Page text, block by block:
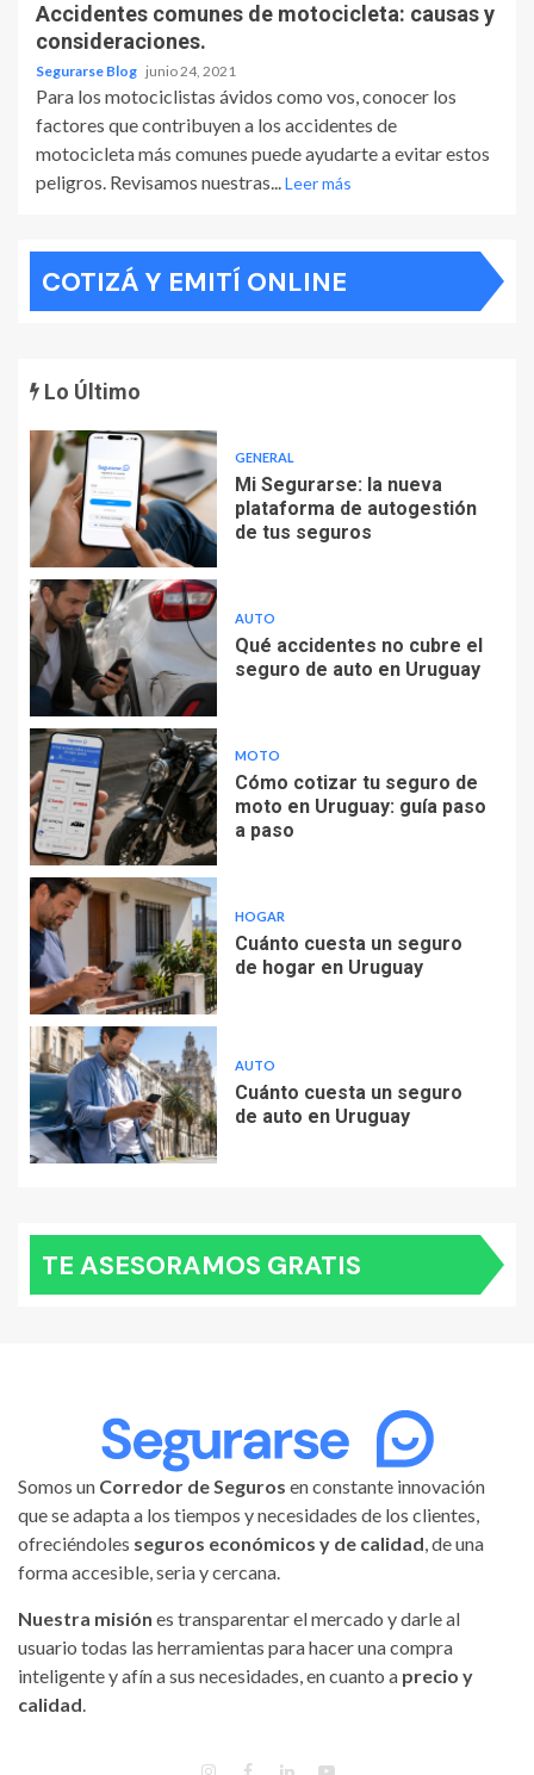
Accidentes comunes de motocicleta: causas y
consideraciones.
Segurarse Blog junio 24, 2021
Para los motociclistas ávidos como vos, conocer los
factores que contribuyen a los accidentes de
motocicleta más comunes puede ayudarte a evitar estos
peligros. Revisamos nuestras...Leer más
COTIZÁ Y EMITÍ ONLINE
Lo Último
GENERAL
Mi Segurarse: la nueva
plataforma de autogestión
de tus seguros
AUTO
Qué accidentes no cubre el
seguro de auto en Uruguay
MOTO
Cómo cotizar tu seguro de
moto en Uruguay: guía paso
a paso
HOGAR
Cuánto cuesta un seguro
de hogar en Uruguay
AUTO
Cuánto cuesta un seguro
de auto en Uruguay
TE ASESORAMOS GRATIS
Somos un Corredor de Seguros en constante innovación
que se adapta a los tiempos y necesidades de los clientes,
ofreciéndoles seguros económicos y de calidad, de una
forma accesible, seria y cercana.
Nuestra misión es transparentar el mercado y darle al
usuario todas las herramientas para hacer una compra
inteligente y afín a sus necesidades, en cuanto a precio y
calidad.